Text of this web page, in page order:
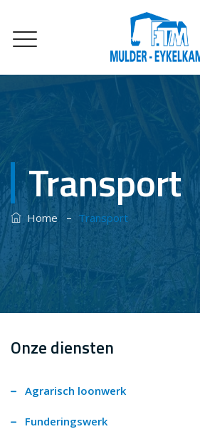
Transport
Home– Transport
Onze diensten
Agrarisch loonwerk
Funderingswerk